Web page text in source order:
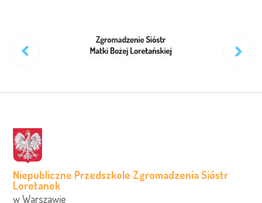
Niepubliczne Przedszkole Zgromadzenia Sióstr
Loretanek
w Warszawie